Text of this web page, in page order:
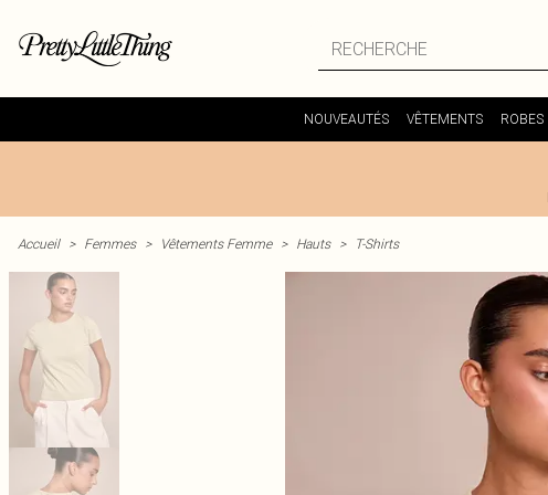
NOUVEAUTÉS VÊTEMENTS ROBES
Accueil > Femmes > Vêtements Femme > Hauts > T-Shirts